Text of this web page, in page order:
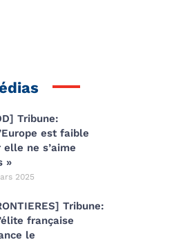
Tribune:
est faible
elle ne s’aime
»
2025
Tribune:
française
le